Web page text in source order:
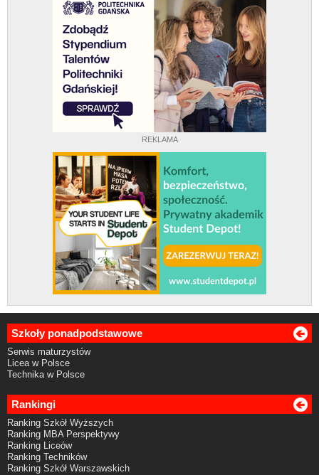
REKLAMA
Szkoły ponadpodstawowe
Serwis maturzystów
Licea w Polsce
Technika w Polsce
Rankingi
Ranking Szkół Wyższych
Ranking MBA Perspektywy
Ranking Liceów
Ranking Techników
Ranking Szkół Warszawskich